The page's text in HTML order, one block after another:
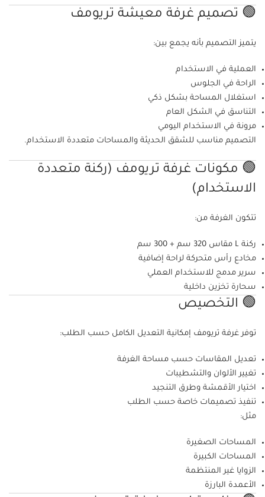
🟢 تصميم غرفة معيشة تريومف
يتميز التصميم بأنه يجمع بين:
العملية في الاستخدام
الراحة في الجلوس
استغلال المساحة بشكل ذكي
التناسق في الشكل العام
مرونة في الاستخدام اليومي
التصميم مناسب للشقق الحديثة والمساحات متعددة الاستخدام.
🟢 مكونات غرفة تريومف (ركنة متعددة
الاستخدام)
تتكون الغرفة من:
ركنة L مقاس 320 سم + 300 سم
مخادع رأس متحركة لراحة إضافية
سرير مدمج للاستخدام العملي
سحارة تخزين داخلية
🟢 التخصيص
توفر غرفة تريومف إمكانية التعديل الكامل حسب الطلب:
تعديل المقاسات حسب مساحة الغرفة
تغيير الألوان والتشطيبات
اختيار الأقمشة وطرق التنجيد
تنفيذ تصميمات خاصة حسب الطلب
مثل:
المساحات الصغيرة
المساحات الكبيرة
الزوايا غير المنتظمة
الأعمدة البارزة